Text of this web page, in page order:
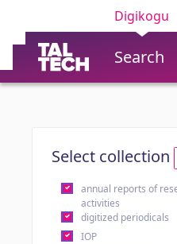
Digikogu
Search
Select collection
annual reports of
activities
digitized periodicals
IOP